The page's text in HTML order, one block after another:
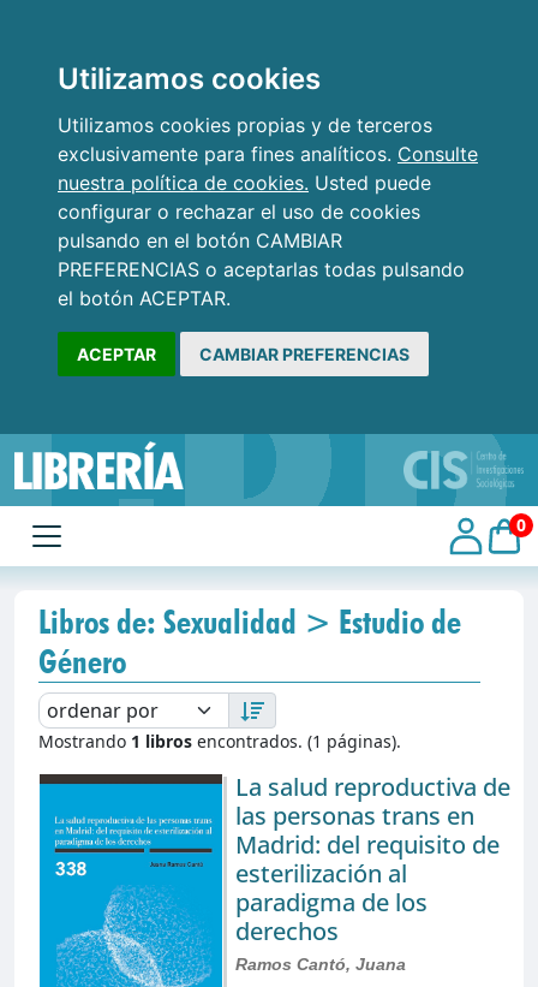
Utilizamos cookies
Utilizamos cookies propias y de terceros
exclusivamente para fines analíticos. Consulte
nuestra política de cookies. Usted puede
configurar o rechazar el uso de cookies
pulsando en el botón CAMBIAR
PREFERENCIAS o aceptarlas todas pulsando
el botón ACEPTAR.
ACEPTAR CAMBIAR PREFERENCIAS
0
Libros de: Sexualidad > Estudio de
Género
Mostrando 1 libros encontrados. (1 páginas).
La salud reproductiva de
las personas trans en
Madrid: del requisito de
esterilización al
paradigma de los
derechos
Ramos Cantó, Juana